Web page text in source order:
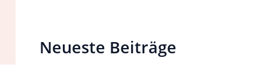
Neueste Beiträge